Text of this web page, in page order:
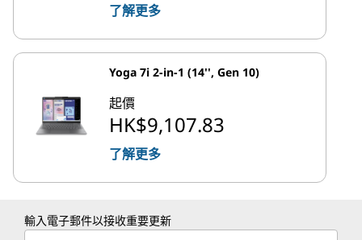
了解更多
Yoga 7i 2-in-1 (14'', Gen 10)
起價
HK$9,107.83
了解更多
輸入電子郵件以接收重要更新